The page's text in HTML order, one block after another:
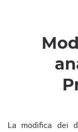
La modifica dei